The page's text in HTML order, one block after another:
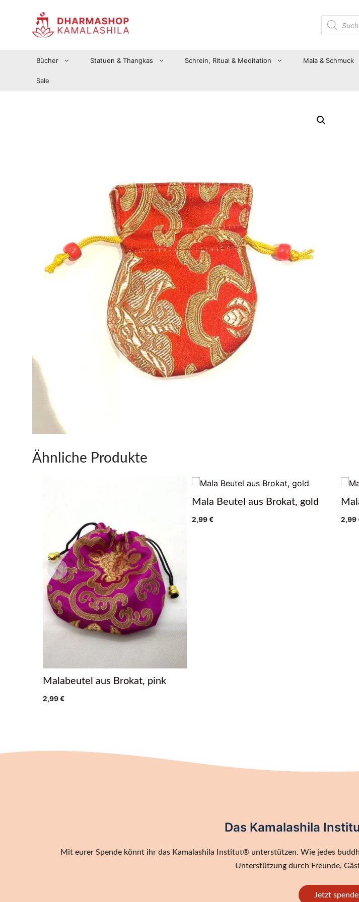
Suche
nach
Bücher Statuen & Thangkas Schrein, Ritual & Meditation Mala & Schmuck
Sale
Ähnliche Produkte
Malabeutel aus Brokat, pink
2,99€
Mala Beutel aus Brokat, gold
2,99€ 2,99
Das Kamalashila
Mit eurer Spende könnt ihr das Kamalashila Institut® unterstützen. Wie jedes
Unterstützung durch Freunde,
Jetzt